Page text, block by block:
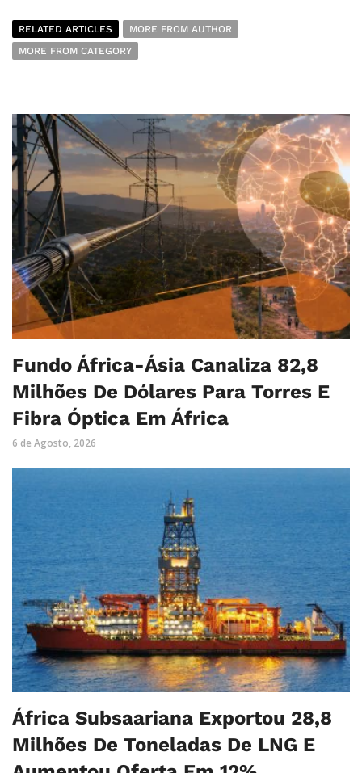
RELATED ARTICLES
MORE FROM AUTHOR
MORE FROM CATEGORY
Fundo África-Ásia Canaliza 82,8
Milhões De Dólares Para Torres E
Fibra Óptica Em África
6 de Agosto, 2026
África Subsaariana Exportou 28,8
Milhões De Toneladas De LNG E